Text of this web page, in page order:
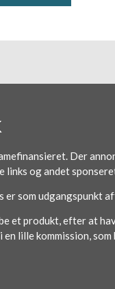
Der
links og andet
er som udgangspunkt
et produkt, efter at
en lille kommission,